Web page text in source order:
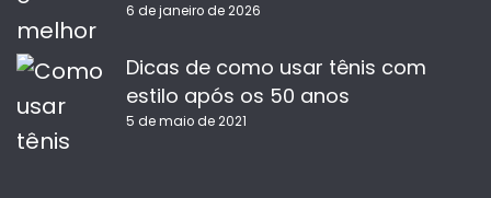
6 de janeiro de 2026
Dicas de como usar tênis com
estilo após os 50 anos
5 de maio de 2021